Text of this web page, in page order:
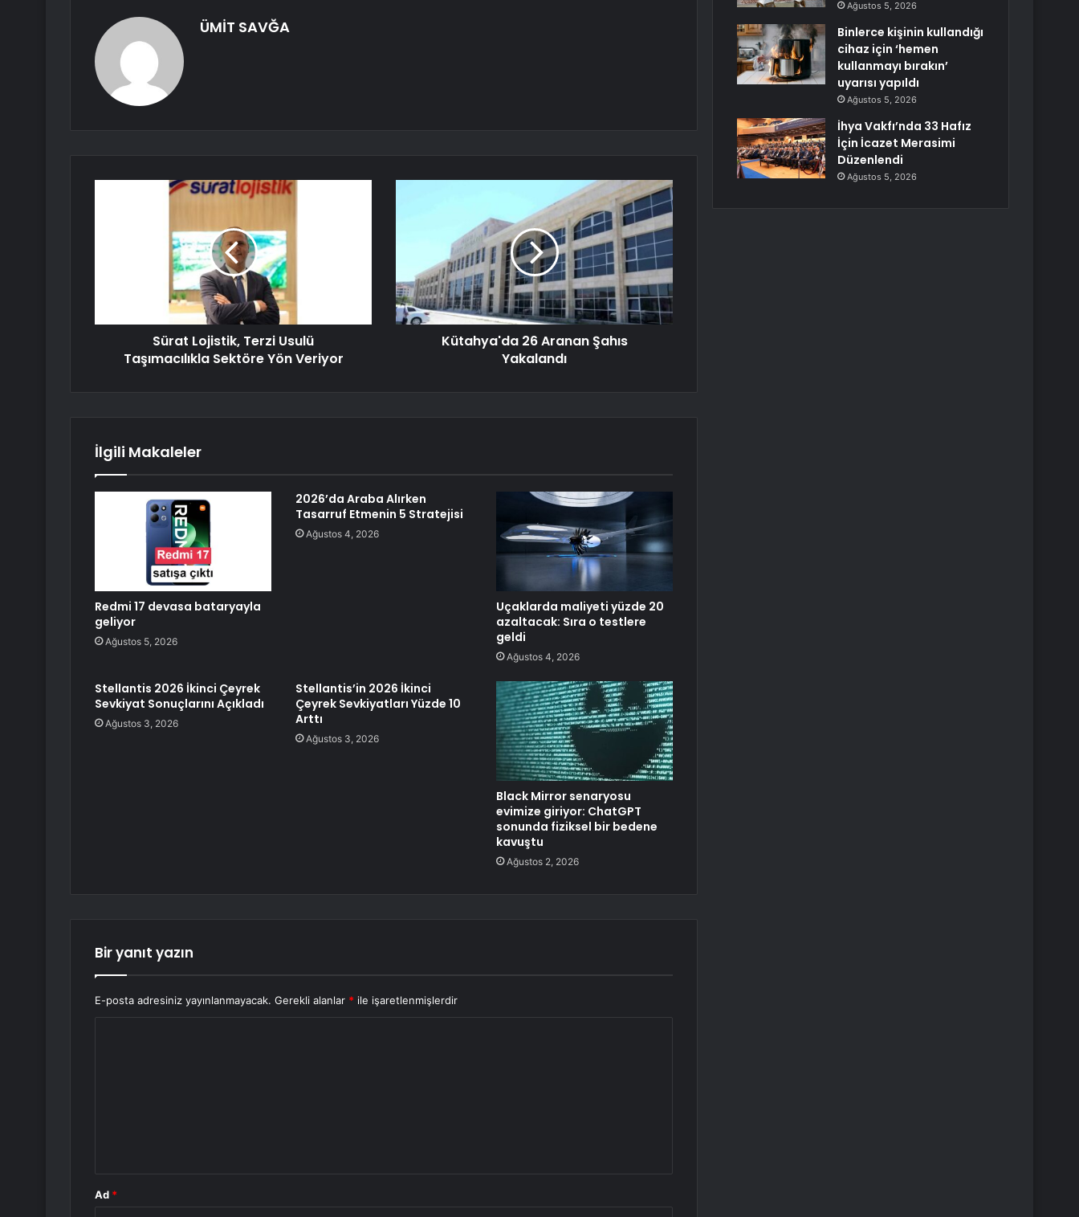
ÜMİT SAVĞA
Sürat Lojistik, Terzi Usulü
Taşımacılıkla Sektöre Yön Veriyor
Kütahya'da 26 Aranan Şahıs
Yakalandı
İlgili Makaleler
Redmi 17 devasa bataryayla
geliyor
Ağustos 5, 2026
2026’da Araba Alırken
Tasarruf Etmenin 5 Stratejisi
Ağustos 4, 2026
Uçaklarda maliyeti yüzde 20
azaltacak: Sıra o testlere
geldi
Ağustos 4, 2026
Stellantis 2026 İkinci Çeyrek
Sevkiyat Sonuçlarını Açıkladı
Ağustos 3, 2026
Stellantis’in 2026 İkinci
Çeyrek Sevkiyatları Yüzde 10
Arttı
Ağustos 3, 2026
Black Mirror senaryosu
evimize giriyor: ChatGPT
sonunda fiziksel bir bedene
kavuştu
Ağustos 2, 2026
Bir yanıt yazın
E-posta adresiniz yayınlanmayacak. Gerekli alanlar * ile işaretlenmişlerdir
Ad *
Ağustos 5, 2026
Binlerce kişinin kullandığı
cihaz için ‘hemen
kullanmayı bırakın’
uyarısı yapıldı
Ağustos 5, 2026
İhya Vakfı’nda 33 Hafız
İçin İcazet Merasimi
Düzenlendi
Ağustos 5, 2026